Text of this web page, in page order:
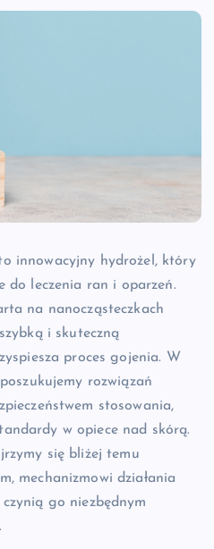
innowacyjny hydrożel, który
do leczenia ran i oparzeń.
na nanocząsteczkach
i skuteczną
proces gojenia. W
rozwiązań
stosowania,
w opiece nad skórą.
się bliżej temu
mechanizmowi działania
go niezbędnym